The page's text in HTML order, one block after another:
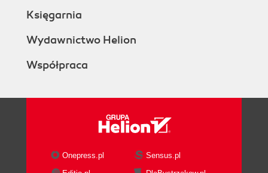
Księgarnia
Wydawnictwo Helion
Współpraca
Onepress.pl
Sensus.pl